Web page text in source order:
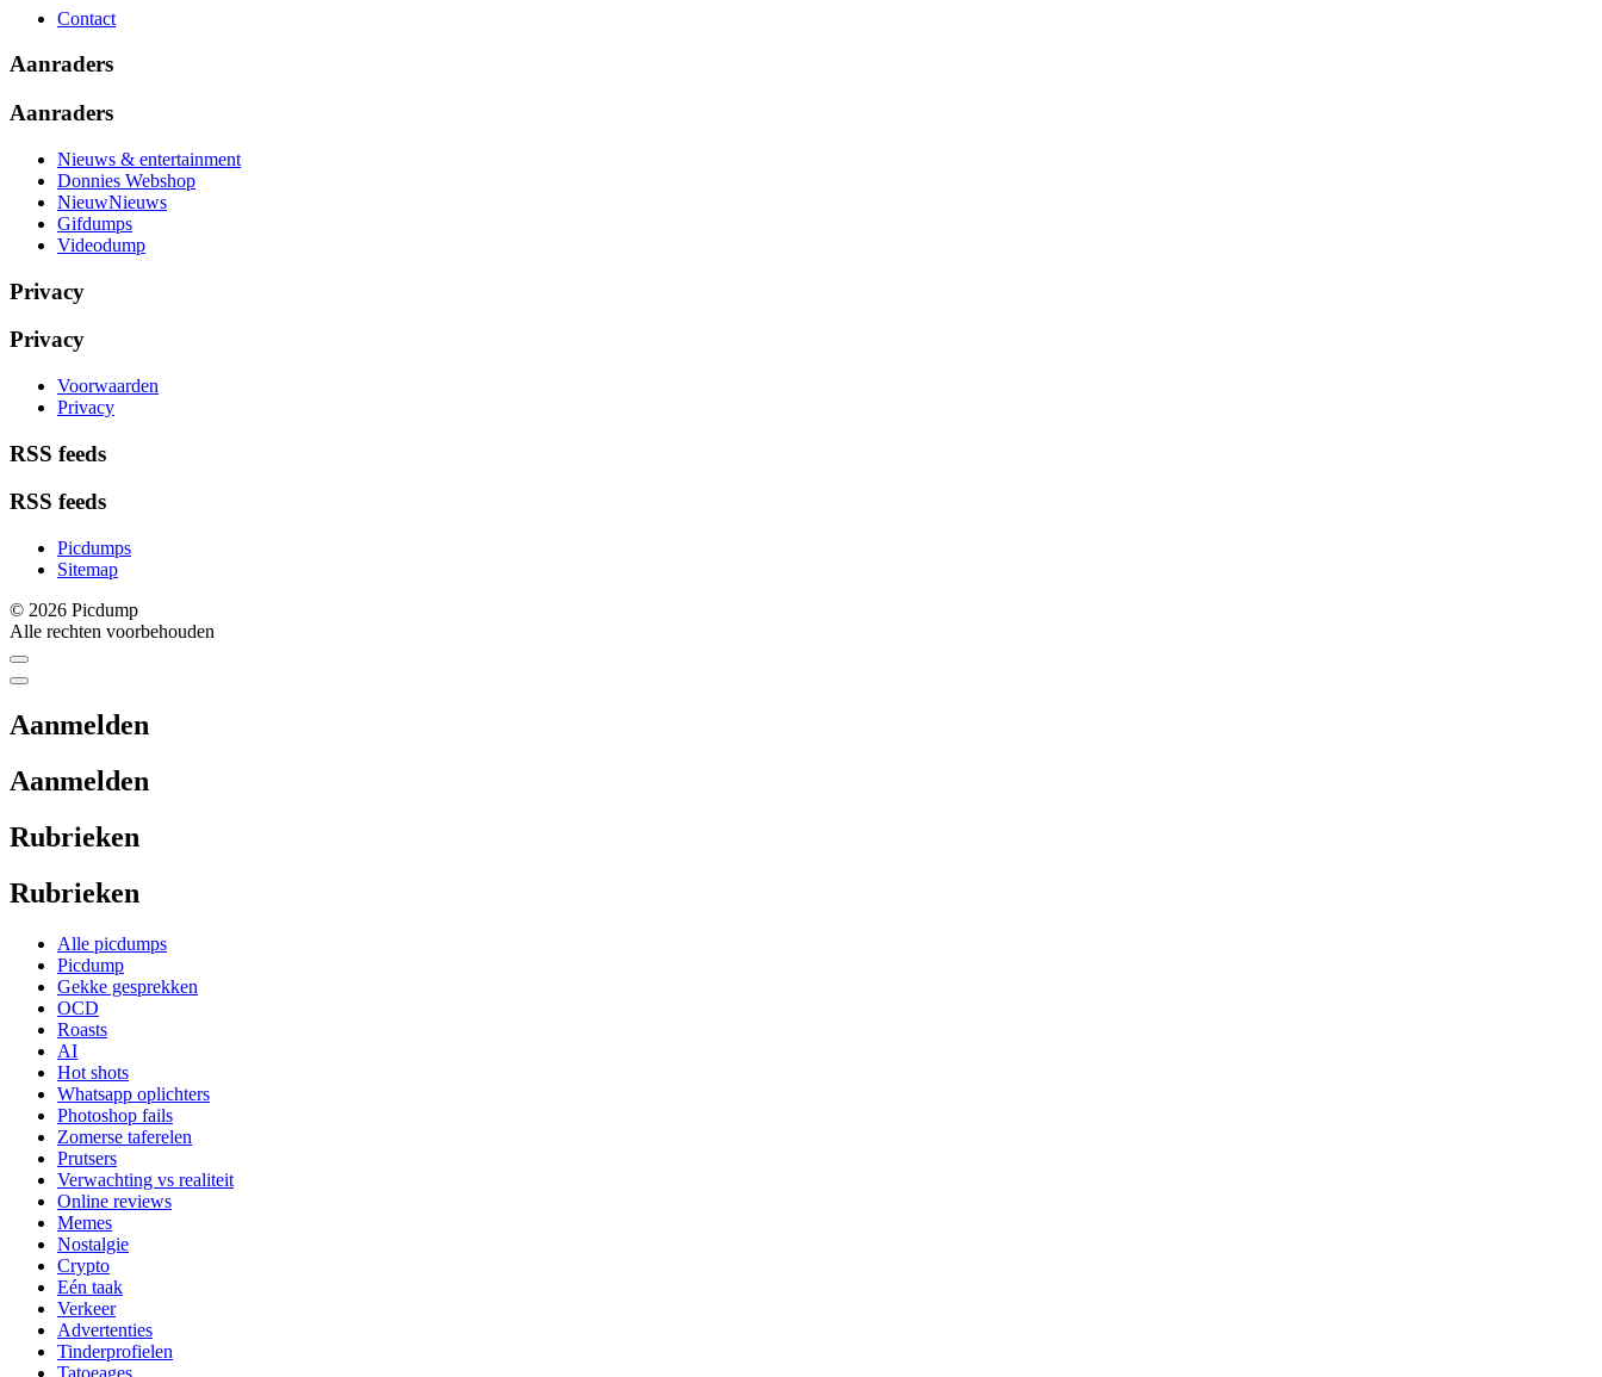
Contact
Aanraders
Aanraders
Nieuws & entertainment
Donnies Webshop
NieuwNieuws
Gifdumps
Videodump
Privacy
Privacy
Voorwaarden
Privacy
RSS feeds
RSS feeds
Picdumps
Sitemap
© 2026 Picdump
Alle rechten voorbehouden
Aanmelden
Aanmelden
Rubrieken
Rubrieken
Alle picdumps
Picdump
Gekke gesprekken
OCD
Roasts
AI
Hot shots
Whatsapp oplichters
Photoshop fails
Zomerse taferelen
Prutsers
Verwachting vs realiteit
Online reviews
Memes
Nostalgie
Crypto
Eén taak
Verkeer
Advertenties
Tinderprofielen
Tatoeages